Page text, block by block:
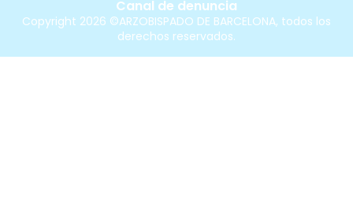
Copyright 2026 ©ARZOBISPADO DE BARCELONA, todos los
derechos reservados.
Canal de denuncia